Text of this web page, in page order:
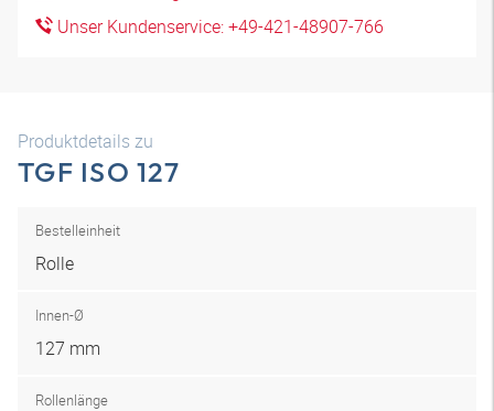
Unser Kundenservice: +49-421-48907-766
Produktdetails zu
TGF ISO 127
Bestelleinheit
Rolle
Innen-Ø
127 mm
Rollenlänge